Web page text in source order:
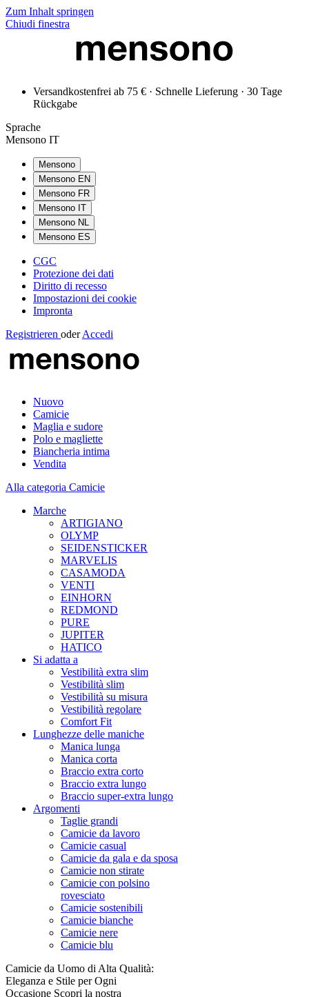
Zum Inhalt springen
Chiudi finestra
Versandkostenfrei ab 75 € · Schnelle Lieferung · 30 Tage
Rückgabe
Sprache
Mensono IT
Mensono
Mensono EN
Mensono FR
Mensono IT
Mensono NL
Mensono ES
CGC
Protezione dei dati
Diritto di recesso
Impostazioni dei cookie
Impronta
Registrieren oder Accedi
Nuovo
Camicie
Maglia e sudore
Polo e magliette
Biancheria intima
Vendita
Alla categoria Camicie
Marche
ARTIGIANO
OLYMP
SEIDENSTICKER
MARVELIS
CASAMODA
VENTI
EINHORN
REDMOND
PURE
JUPITER
HATICO
Si adatta a
Vestibilità extra slim
Vestibilità slim
Vestibilità su misura
Vestibilità regolare
Comfort Fit
Lunghezze delle maniche
Manica lunga
Manica corta
Braccio extra corto
Braccio extra lungo
Braccio super-extra lungo
Argomenti
Taglie grandi
Camicie da lavoro
Camicie casual
Camicie da gala e da sposa
Camicie non stirate
Camicie con polsino
rovesciato
Camicie sostenibili
Camicie bianche
Camicie nere
Camicie blu
Camicie da Uomo di Alta Qualità:
Eleganza e Stile per Ogni
Occasione Scopri la nostra